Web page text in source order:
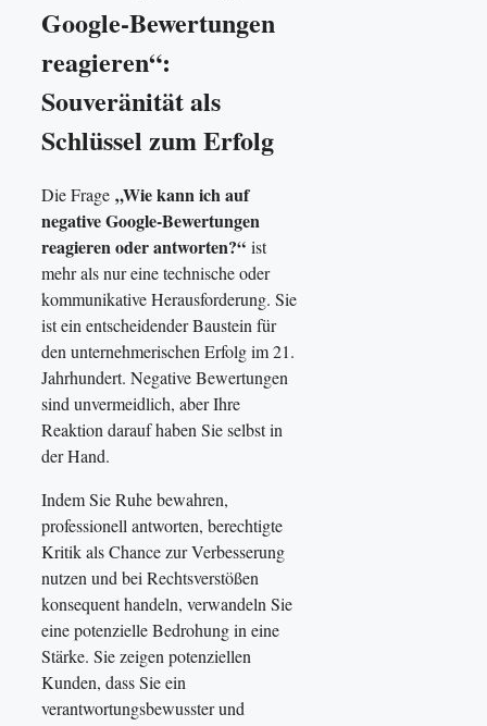
Google-Bewertungen
reagieren“:
Souveränität als
Schlüssel zum Erfolg
Die Frage „Wie kann ich auf
negative Google-Bewertungen
reagieren oder antworten?“ ist
mehr als nur eine technische oder
kommunikative Herausforderung. Sie
ist ein entscheidender Baustein für
den unternehmerischen Erfolg im 21.
Jahrhundert. Negative Bewertungen
sind unvermeidlich, aber Ihre
Reaktion darauf haben Sie selbst in
der Hand.
Indem Sie Ruhe bewahren,
professionell antworten, berechtigte
Kritik als Chance zur Verbesserung
nutzen und bei Rechtsverstößen
konsequent handeln, verwandeln Sie
eine potenzielle Bedrohung in eine
Stärke. Sie zeigen potenziellen
Kunden, dass Sie ein
verantwortungsbewusster und